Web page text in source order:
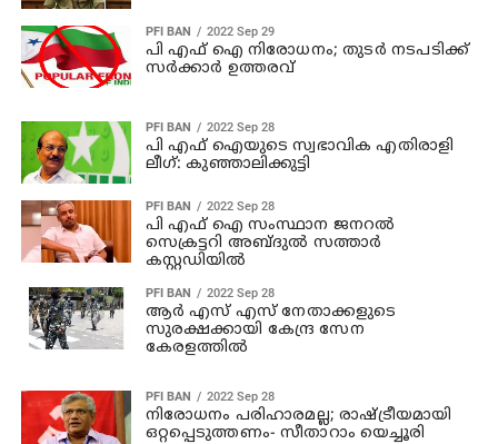
PFI BAN 2022 Sep 29
പി എഫ് ഐ നിരോധനം; തുടര്‍ നടപടിക്ക്
സര്‍ക്കാര്‍ ഉത്തരവ്
PFI BAN 2022 Sep 28
പി എഫ് ഐയുടെ സ്വഭാവിക എതിരാളി
ലീഗ്: കുഞ്ഞാലിക്കുട്ടി
PFI BAN 2022 Sep 28
പി എഫ് ഐ സംസ്ഥാന ജനറല്‍
സെക്രട്ടറി അബ്ദുല്‍ സത്താര്‍
കസ്റ്റഡിയില്‍
PFI BAN 2022 Sep 28
ആര്‍ എസ് എസ് നേതാക്കളുടെ
സുരക്ഷക്കായി കേന്ദ്ര സേന
കേരളത്തില്‍
PFI BAN 2022 Sep 28
നിരോധനം പരിഹാരമല്ല; രാഷ്ട്രീയമായി
ഒറ്റപ്പെടുത്തണം- സീതാറാം യെച്ചൂരി